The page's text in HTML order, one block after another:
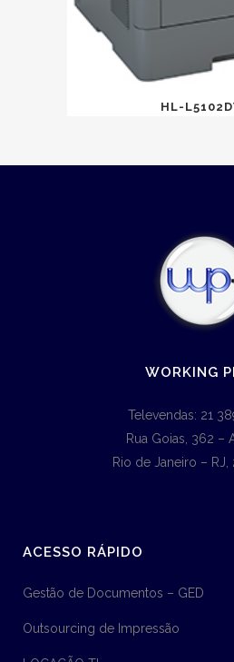
HL-
WORKING
Televendas: 21
Rua Goias, 362 –
Rio de Janeiro – RJ,
ACESSO RÁPIDO
Gestão de Documentos – GED
Outsourcing de Impressão